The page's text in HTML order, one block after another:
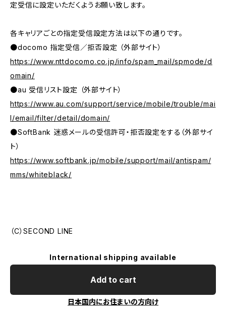
定受信に設定いただくようお願い致します。
各キャリアごとの指定受信設定方法は以下の通りです。
●docomo 指定受信／拒否設定 （外部サイト）
https://www.nttdocomo.co.jp/info/spam_mail/spmode/d
omain/
●au 受信リスト設定 （外部サイト）
https://www.au.com/support/service/mobile/trouble/mai
l/email/filter/detail/domain/
●SoftBank 迷惑メールの受信許可・拒否設定をする（外部サイ
ト）
https://www.softbank.jp/mobile/support/mail/antispam/
mms/whiteblack/
（C）SECOND LINE
International shipping available
Add to cart
日本国内にお住まいの方向け